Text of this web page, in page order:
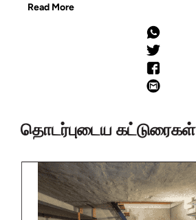
Read More
தொடர்புடைய கட்டுரைகள்